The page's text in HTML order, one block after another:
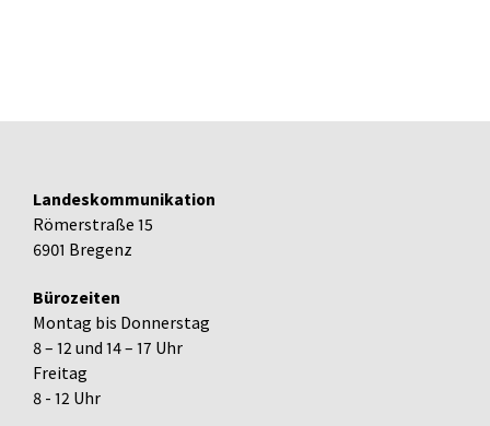
Landeskommunikation
Römerstraße 15
6901 Bregenz
Bürozeiten
Montag bis Donnerstag
8 – 12 und 14 – 17 Uhr
Freitag
8 - 12 Uhr